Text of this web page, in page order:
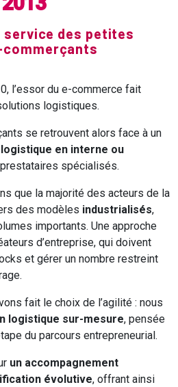
des petites
l’essor du e-commerce fait
logistiques.
se retrouvent alors face à un
en interne ou
spécialisés.
que la majorité des acteurs de la
des modèles industrialisés,
importants. Une approche
d’entreprise, qui doivent
et gérer un nombre restreint
fait le choix de l’agilité : nous
logistique sur-mesure, pensée
du parcours entrepreneurial.
un accompagnement
évolutive, offrant ainsi